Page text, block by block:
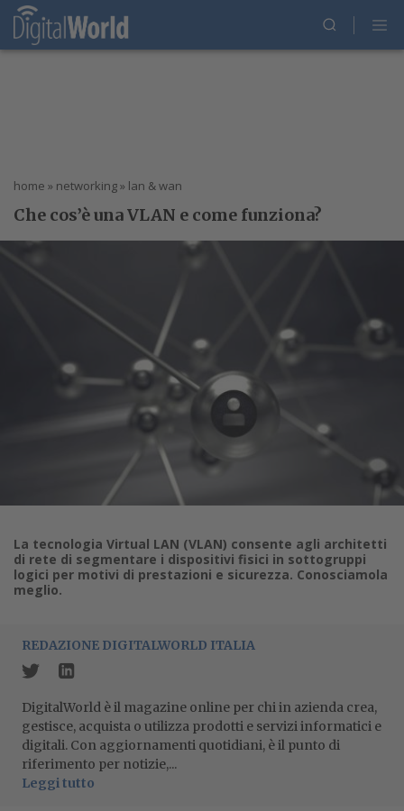
home » networking» lan & wan
Che cos’è una VLAN e come funziona?
La tecnologia Virtual LAN (VLAN) consente agli architetti
di rete di segmentare i dispositivi fisici in sottogruppi
logici per motivi di prestazioni e sicurezza. Conosciamola
meglio.
REDAZIONE DIGITALWORLD ITALIA
DigitalWorld è il magazine online per chi in azienda crea,
gestisce, acquista o utilizza prodotti e servizi informatici e
digitali. Con aggiornamenti quotidiani, è il punto di
riferimento per notizie,...
Leggi tutto